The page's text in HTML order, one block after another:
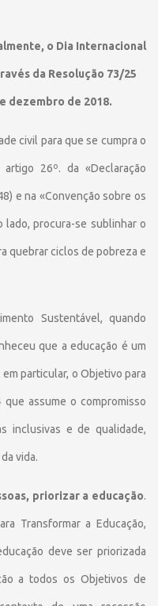
o Dia Internacional
da Resolução 73/25
dezembro de 2018.
civil para que se cumpra o
26º. da «Declaração
e na «Convenção sobre os
lado, procura-se sublinhar o
quebrar ciclos de pobreza e
Sustentável, quando
que a educação é um
particular, o Objetivo para
assume o compromisso
inclusivas e de qualidade,
vida.
priorizar a educação.
Transformar a Educação,
deve ser priorizada
a todos os Objetivos de